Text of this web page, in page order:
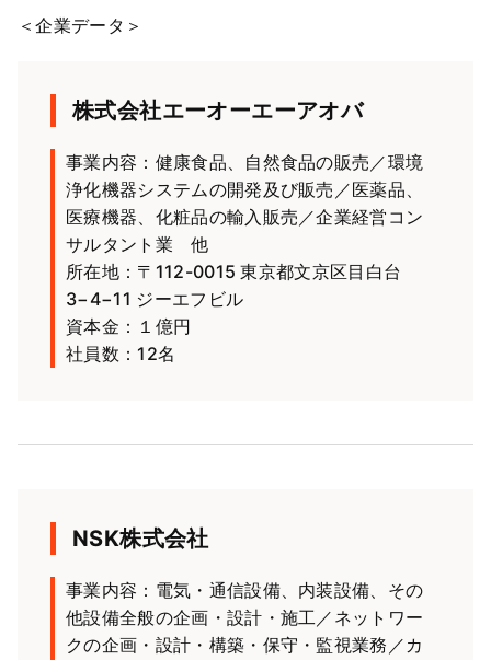
＜企業データ＞
株式会社エーオーエーアオバ
事業内容：健康食品、自然食品の販売／環境
浄化機器システムの開発及び販売／医薬品、
医療機器、化粧品の輸入販売／企業経営コン
サルタント業 他
所在地：〒112-0015 東京都文京区目白台
3−4−11 ジーエフビル
資本金：１億円
社員数：12名
NSK株式会社
事業内容：電気・通信設備、内装設備、その
他設備全般の企画・設計・施工／ネットワー
クの企画・設計・構築・保守・監視業務／カ